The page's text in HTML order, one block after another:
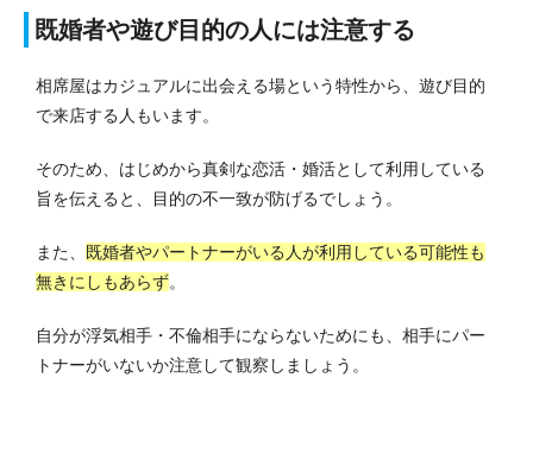
既婚者や遊び目的の人には注意する
相席屋はカジュアルに出会える場という特性から、遊び目的
で来店する人もいます。
そのため、はじめから真剣な恋活・婚活として利用している
旨を伝えると、目的の不一致が防げるでしょう。
また、
既婚者やパートナーがいる人が利用している可能性も
無きにしもあらず。
自分が浮気相手・不倫相手にならないためにも、相手にパー
トナーがいないか注意して観察しましょう。